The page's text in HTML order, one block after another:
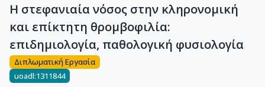
Η στεφανιαία νόσος στην κληρονομική
και επίκτητη θρομβοφιλία:
επιδημιολογία, παθολογική φυσιολογία
Διπλωματική Εργασία
uoadl:1311844